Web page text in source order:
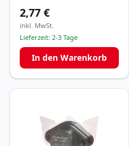
2,77 €
inkl. MwSt.
Lieferzeit: 2-3 Tage
In den Warenkorb